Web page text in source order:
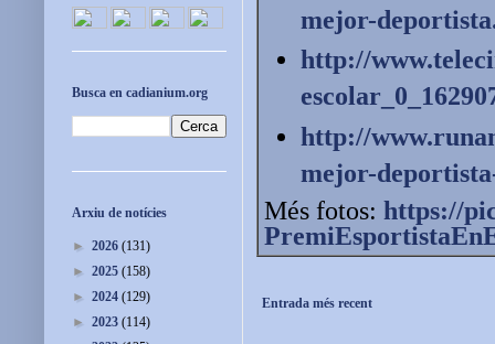
mejor-
http://
escolar_0_
http://
mejor-
Més fotos: https://
Entrada més recent
Busca en cadianium.org
Arxiu de notícies
► 2026 (131)
► 2025 (158)
► 2024 (129)
► 2023 (114)